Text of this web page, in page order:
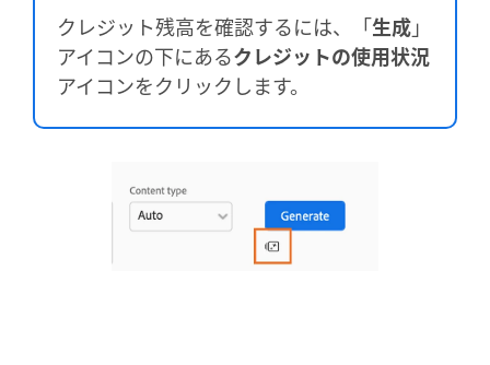
クレジット残高を確認するには、「生成」
アイコンの下にあるクレジットの使用状況
アイコンをクリックします。